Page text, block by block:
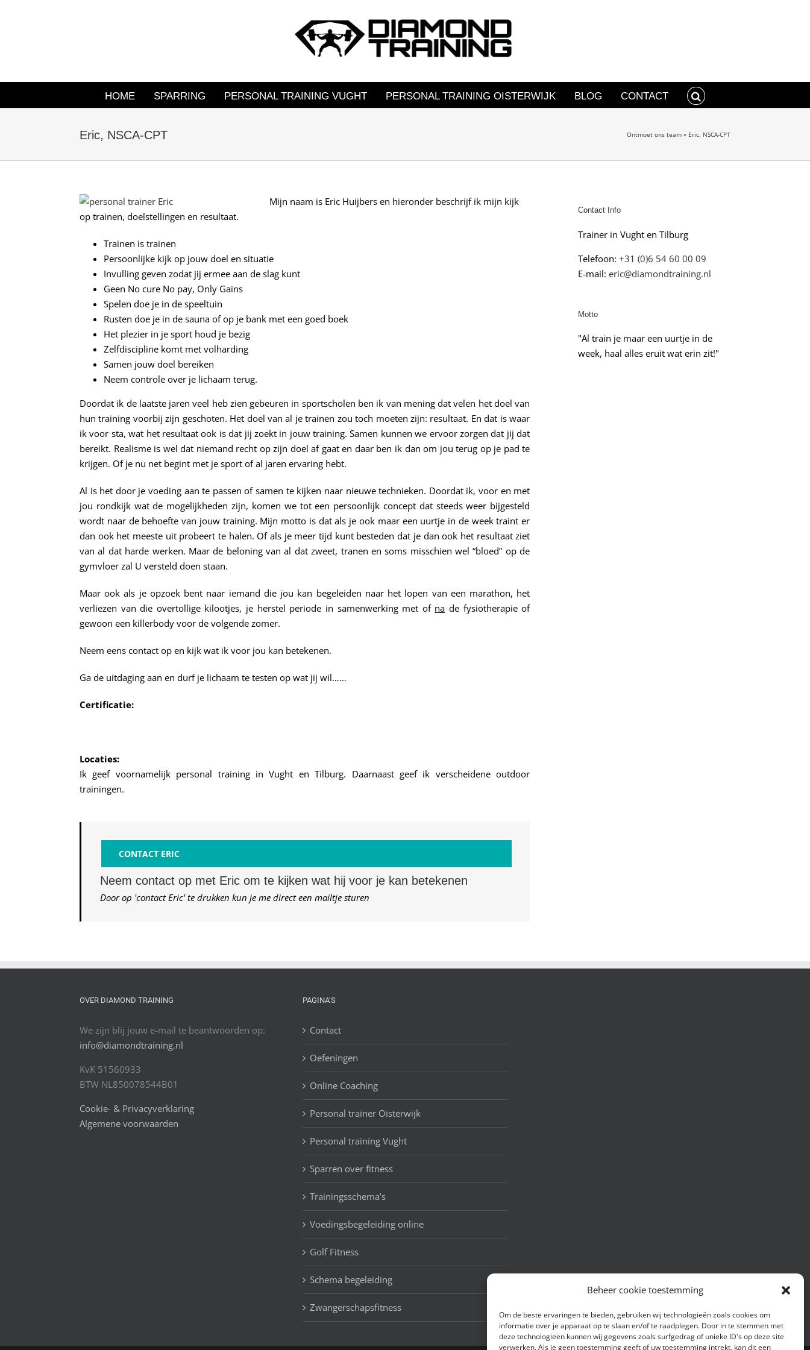
Beheer cookie toestemming
Om de beste ervaringen te bieden, gebruiken wij technologieën zoals cookies om
informatie over je apparaat op te slaan en/of te raadplegen. Door in te stemmen met
deze technologieën kunnen wij gegevens zoals surfgedrag of unieke ID's op deze site
verwerken. Als je geen toestemming geeft of uw toestemming intrekt, kan dit een
HOME SPARRING PERSONAL TRAINING VUGHT PERSONAL TRAINING OISTERWIJK BLOG CONTACT
Eric, NSCA-CPT Ontmoet ons team » Eric, NSCA-CPT
Mijn naam is Eric Huijbers en hieronder beschrijf ik mijn kijk
op trainen, doelstellingen en resultaat.
Trainen is trainen
Persoonlijke kijk op jouw doel en situatie
Invulling geven zodat jij ermee aan de slag kunt
Geen No cure No pay, Only Gains
Spelen doe je in de speeltuin
Rusten doe je in de sauna of op je bank met een goed boek
Het plezier in je sport houd je bezig
Zelfdiscipline komt met volharding
Samen jouw doel bereiken
Neem controle over je lichaam terug.
Doordat ik de laatste jaren veel heb zien gebeuren in sportscholen ben ik van mening dat velen het doel van
hun training voorbij zijn geschoten. Het doel van al je trainen zou toch moeten zijn: resultaat. En dat is waar
ik voor sta, wat het resultaat ook is dat jij zoekt in jouw training. Samen kunnen we ervoor zorgen dat jij dat
bereikt. Realisme is wel dat niemand recht op zijn doel af gaat en daar ben ik dan om jou terug op je pad te
krijgen. Of je nu net begint met je sport of al jaren ervaring hebt.
Al is het door je voeding aan te passen of samen te kijken naar nieuwe technieken. Doordat ik, voor en met
jou rondkijk wat de mogelijkheden zijn, komen we tot een persoonlijk concept dat steeds weer bijgesteld
wordt naar de behoefte van jouw training. Mijn motto is dat als je ook maar een uurtje in de week traint er
dan ook het meeste uit probeert te halen. Of als je meer tijd kunt besteden dat je dan ook het resultaat ziet
van al dat harde werken. Maar de beloning van al dat zweet, tranen en soms misschien wel “bloed” op de
gymvloer zal U versteld doen staan.
Maar ook als je opzoek bent naar iemand die jou kan begeleiden naar het lopen van een marathon, het
verliezen van die overtollige kilootjes, je herstel periode in samenwerking met of na de fysiotherapie of
gewoon een killerbody voor de volgende zomer.
Neem eens contact op en kijk wat ik voor jou kan betekenen.
Ga de uitdaging aan en durf je lichaam te testen op wat jij wil……
Certificatie:
Locaties:
Ik geef voornamelijk personal training in Vught en Tilburg. Daarnaast geef ik verscheidene outdoor
trainingen.
CONTACT ERIC
Neem contact op met Eric om te kijken wat hij voor je kan betekenen
Door op 'contact Eric' te drukken kun je me direct een mailtje sturen
Contact Info
Trainer in Vught en Tilburg
Telefoon:+31 (0)6 54 60 00 09
E-mail:eric@diamondtraining.nl
Motto
"Al train je maar een uurtje in de
week, haal alles eruit wat erin zit!"
OVER DIAMOND TRAINING
We zijn blij jouw e-mail te beantwoorden op:
info@diamondtraining.nl
KvK 51560933
BTW NL850078544B01
Cookie- & Privacyverklaring
Algemene voorwaarden
PAGINA’S
Contact
Oefeningen
Online Coaching
Personal trainer Oisterwijk
Personal training Vught
Sparren over fitness
Trainingsschema’s
Voedingsbegeleiding online
Golf Fitness
Schema begeleiding
Zwangerschapsfitness